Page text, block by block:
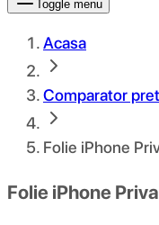
Toggle menu
Acasa
Comparator
Folie iPhone
Folie iPhone